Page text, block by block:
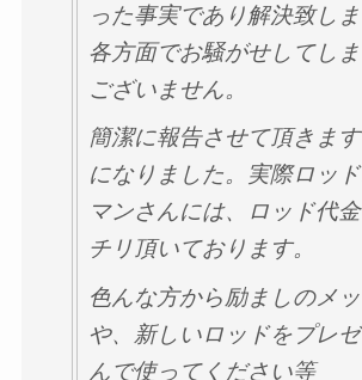
った事実であり解決致しま
各方面でお騒がせしてし
ございません。
簡潔に報告させて頂きま
になりました。実際ロッ
マンさんには、ロッド代
チリ頂いております。
色んな方から励ましのメ
や、新しいロッドをプレ
んで使ってください等